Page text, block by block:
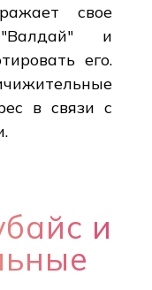
свое
и
его.
в связи с
и